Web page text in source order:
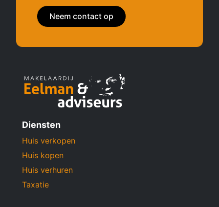
Neem contact op
Diensten
Huis verkopen
Huis kopen
Huis verhuren
Taxatie